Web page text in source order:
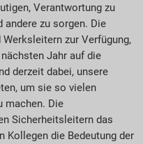
Verantwortung zu
andere zu sorgen. Die
zur Verfügung,
Jahr auf die
derzeit dabei, unsere
um sie so vielen
machen. Die
Sicherheitsleitern das
Kollegen die Bedeutung der